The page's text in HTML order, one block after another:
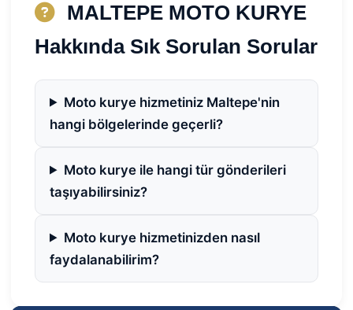
MALTEPE MOTO KURYE
Hakkında Sık Sorulan Sorular
Moto kurye hizmetiniz Maltepe'nin
hangi bölgelerinde geçerli?
Moto kurye ile hangi tür gönderileri
taşıyabilirsiniz?
Moto kurye hizmetinizden nasıl
faydalanabilirim?